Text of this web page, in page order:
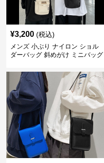
¥3,200 (税込)
メンズ 小ぶり ナイロン ショル
ダーバッグ 斜めがけ ミニバッグ